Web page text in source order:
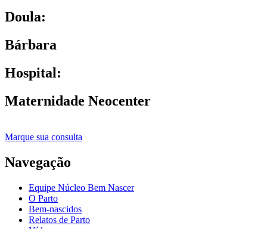
Doula:
Bárbara
Hospital:
Maternidade Neocenter
Marque sua consulta
Navegação
Equipe Núcleo Bem Nascer
O Parto
Bem-nascidos
Relatos de Parto